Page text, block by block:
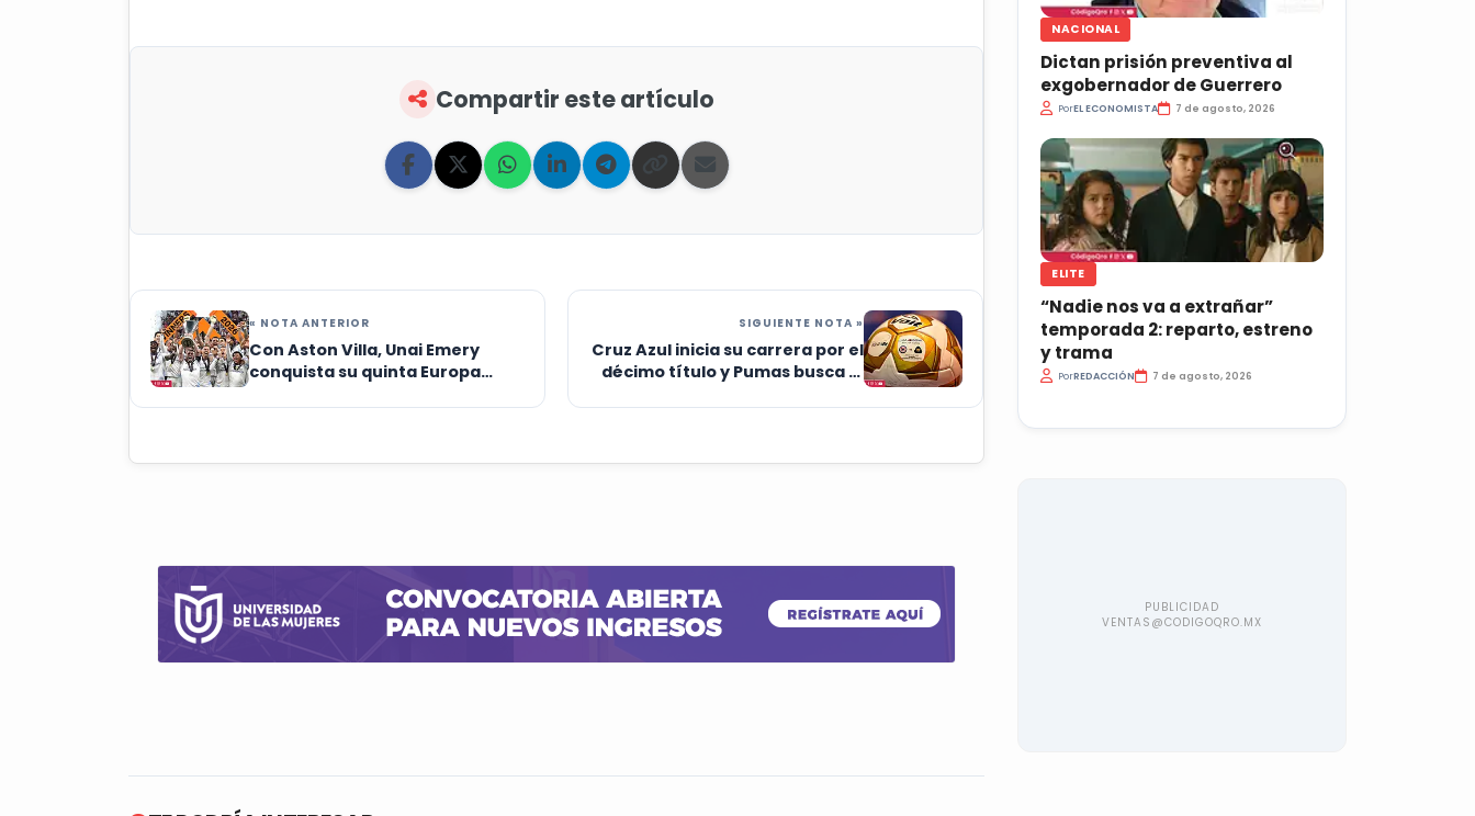
Compartir este artículo
« NOTA ANTERIOR
Con Aston Villa, Unai Emery
conquista su quinta Europa
SIGUIENTE NOTA »
Cruz Azul inicia su carrera por el
décimo título y Pumas busca el
NACIONAL
Dictan prisión preventiva al
exgobernador de Guerrero
PorEL ECONOMISTA 7 de agosto, 2026
ELITE
“Nadie nos va a extrañar”
temporada 2: reparto, estreno
y trama
PorREDACCIÓN 7 de agosto, 2026